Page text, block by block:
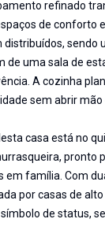
refinado
de conforto
sendo
de uma sala de
A cozinha
sem abrir mão
casa está no
pronto
em família. Com
por casas de
de status,